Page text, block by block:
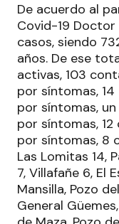
De acuerdo al
Covid-19 Doctor
casos, siendo
años. De ese
activas, 103
por síntomas,
por síntomas,
por síntomas,
por síntomas, 8
Las Lomitas 14,
7, Villafañe 6, El
Mansilla, Pozo
General